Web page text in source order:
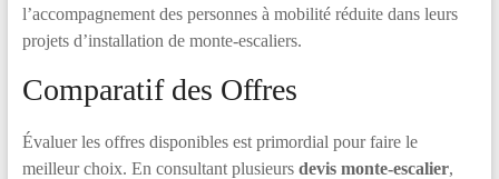
l’accompagnement des personnes à mobilité réduite dans leurs
projets d’installation de monte-escaliers.
Comparatif des Offres
Évaluer les offres disponibles est primordial pour faire le
meilleur choix. En consultant plusieurs devis monte-escalier,